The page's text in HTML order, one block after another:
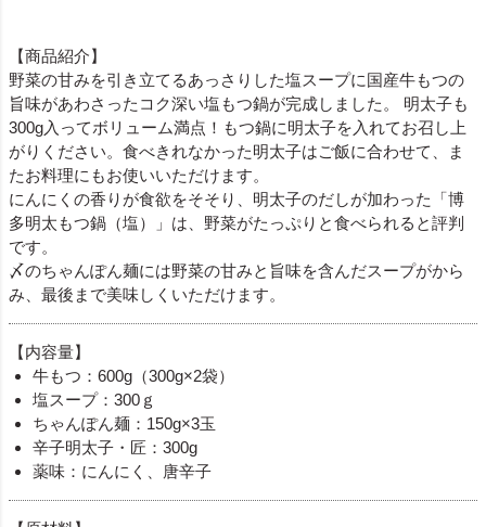
【商品紹介】
野菜の甘みを引き立てるあっさりした塩スープに国産牛もつの
旨味があわさったコク深い塩もつ鍋が完成しました。 明太子も
300g入ってボリューム満点！もつ鍋に明太子を入れてお召し上
がりください。食べきれなかった明太子はご飯に合わせて、ま
たお料理にもお使いいただけます。
にんにくの香りが食欲をそそり、明太子のだしが加わった「博
多明太もつ鍋（塩）」は、野菜がたっぷりと食べられると評判
です。
〆のちゃんぽん麺には野菜の甘みと旨味を含んだスープがから
み、最後まで美味しくいただけます。
【内容量】
牛もつ：600g（300g×2袋）
塩スープ：300ｇ
ちゃんぽん麺：150g×3玉
辛子明太子・匠：300g
薬味：にんにく、唐辛子